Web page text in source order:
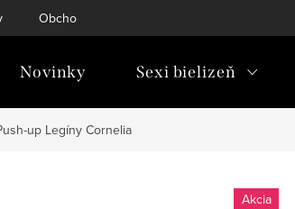
Obchodné podmienky
Novinky Sexi bielizeň
up Legíny Cornelia
Akcia